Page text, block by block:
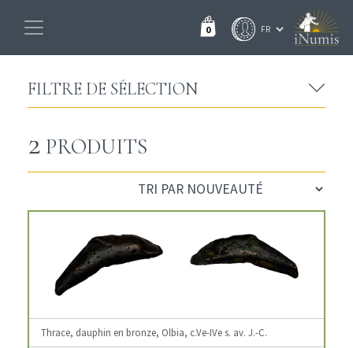
0
FILTRE DE SÉLECTION
2 PRODUITS
Thrace, dauphin en bronze, Olbia, c.Ve-IVe s. av. J.-C.